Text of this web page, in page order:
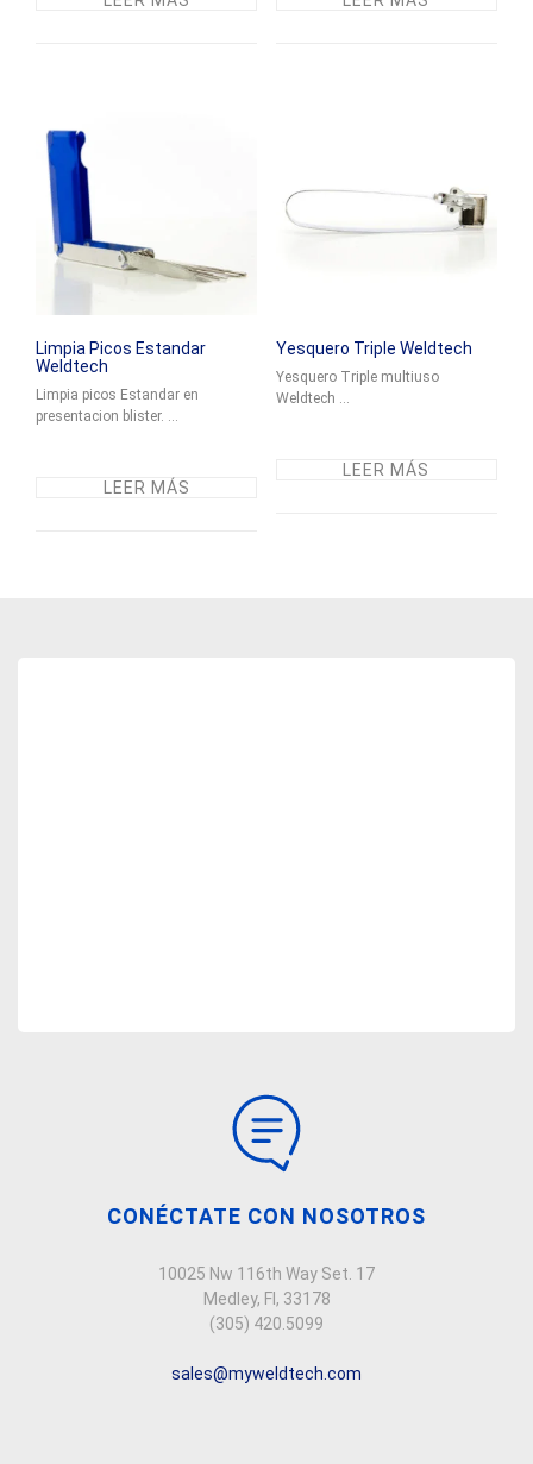
Limpia Picos Estandar
Weldtech
Limpia picos Estandar en
presentacion blister. ...
LEER MÁS
Yesquero Triple Weldtech
Yesquero Triple multiuso
Weldtech ...
LEER MÁS
CONÉCTATE CON NOSOTROS
10025 Nw 116th Way Set. 17
Medley, Fl, 33178
(305) 420.5099
sales@myweldtech.com